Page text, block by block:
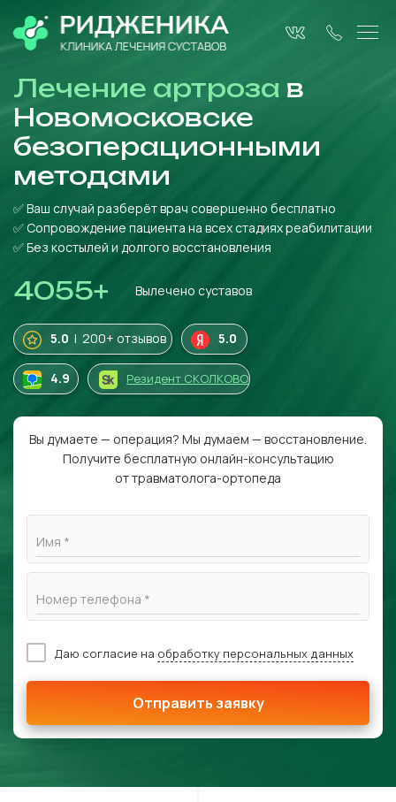
Лечение артроза в
Новомосковске
безоперационными
методами
✅ Ваш случай разберёт врач совершенно бесплатно
✅ Сопровождение пациента на всех стадиях реабилитации
✅ Без костылей и долгого восстановления
4055+ Вылечено суставов
5.0 | 200+ отзывов 5.0
4.9 Резидент СКОЛКОВО
Вы думаете — операция? Мы думаем — восстановление.
Получите бесплатную онлайн-консультацию
от травматолога-ортопеда
Имя *
Номер телефона *
Даю согласие на обработку персональных данных
Отправить заявку